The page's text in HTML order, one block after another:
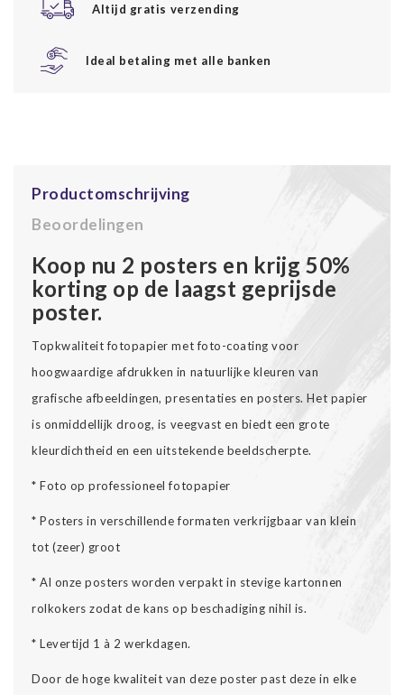
Altijd gratis verzending
Ideal betaling met alle banken
Productomschrijving
Beoordelingen
Koop nu 2 posters en krijg 50%
korting op de laagst geprijsde
poster.
Topkwaliteit fotopapier met foto-coating voor
hoogwaardige afdrukken in natuurlijke kleuren van
grafische afbeeldingen, presentaties en posters. Het papier
is onmiddellijk droog, is veegvast en biedt een grote
kleurdichtheid en een uitstekende beeldscherpte.
* Foto op professioneel fotopapier
* Posters in verschillende formaten verkrijgbaar van klein
tot (zeer) groot
* Al onze posters worden verpakt in stevige kartonnen
rolkokers zodat de kans op beschadiging nihil is.
* Levertijd 1 à 2 werkdagen.
Door de hoge kwaliteit van deze poster past deze in elke